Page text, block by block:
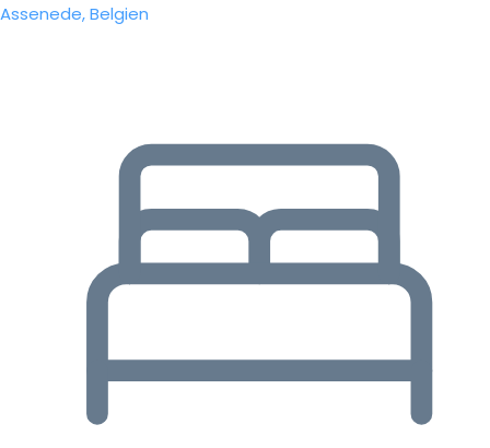
Assenede, Belgien